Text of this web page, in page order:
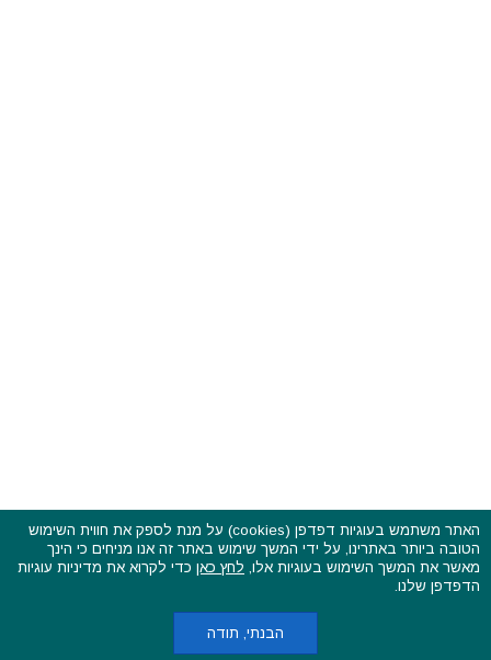
פסטיבלים וקרנבלים בעולם - כל הזכויות שמורות © 2015 - 2026
בשותפות עםCarniFest Online
מדיניות עוגיות (קוקיס)
האתר משתמש בעוגיות דפדפן (cookies) על מנת לספק את חווית השימוש
הטובה ביותר באתרינו, על ידי המשך שימוש באתר זה אנו מניחים כי הינך
מאשר את המשך השימוש בעוגיות אלו, לחץ כאן כדי לקרוא את מדיניות עוגיות
הדפדפן שלנו.